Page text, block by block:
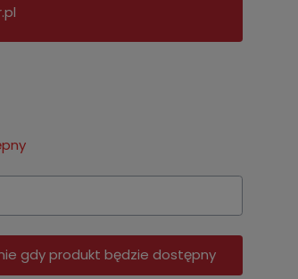
gdy produkt będzie dostępny